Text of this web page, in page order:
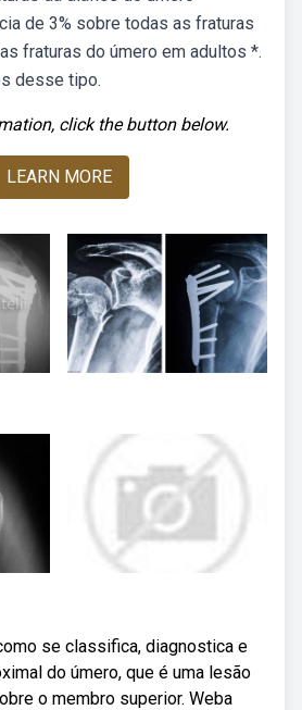
de 3% sobre todas as fraturas
fraturas do úmero em adultos *.
desse tipo.
click the button below.
LEARN MORE
se classifica, diagnostica e
do úmero, que é uma lesão
o membro superior. Weba